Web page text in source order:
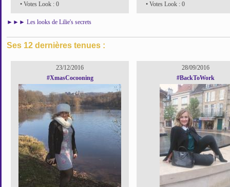
• Votes Look : 0
• Votes Look : 0
►►► Les looks de Lilie's secrets
Ses 12 dernières tenues :
23/12/2016
#XmasCocooning
28/09/2016
#BackToWork